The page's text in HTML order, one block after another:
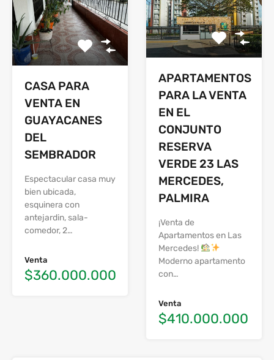
CASA PARA
VENTA EN
GUAYACANES
DEL
SEMBRADOR
Espectacular casa muy
bien ubicada,
esquinera con
antejardin, sala-
comedor, 2…
Venta
$360.000.000
APARTAMENTOS
PARA LA VENTA
EN EL
CONJUNTO
RESERVA
VERDE 23 LAS
MERCEDES,
PALMIRA
¡Venta de
Apartamentos en Las
Mercedes!
Moderno apartamento
con…
Venta
$410.000.000